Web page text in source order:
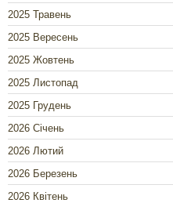
2025 Травень
2025 Вересень
2025 Жовтень
2025 Листопад
2025 Грудень
2026 Січень
2026 Лютий
2026 Березень
2026 Квітень